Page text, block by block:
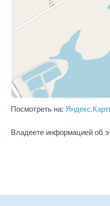
Посмотреть на:
Владеете информацией об